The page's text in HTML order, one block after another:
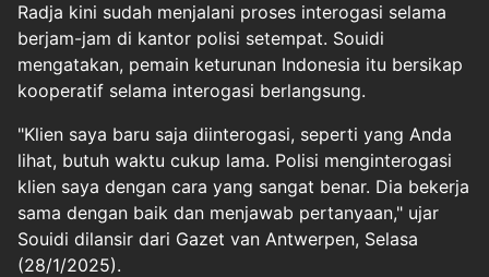
Radja kini sudah menjalani proses interogasi selama
berjam-jam di kantor polisi setempat. Souidi
mengatakan, pemain keturunan Indonesia itu bersikap
kooperatif selama interogasi berlangsung.
"Klien saya baru saja diinterogasi, seperti yang Anda
lihat, butuh waktu cukup lama. Polisi menginterogasi
klien saya dengan cara yang sangat benar. Dia bekerja
sama dengan baik dan menjawab pertanyaan," ujar
Souidi dilansir dari Gazet van Antwerpen, Selasa
(28/1/2025).